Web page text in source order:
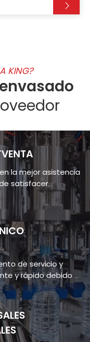
KING?
la mejor asistencia
satisfacer
de servicio y
y rápido debido a
nuestro propio.